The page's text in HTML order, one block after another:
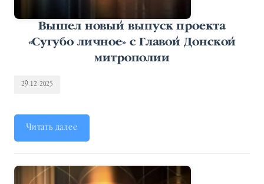
Вышел новый выпуск проекта
«Сугубо личное» с Главой Донской
митрополии
29.12.2025
Читать далее